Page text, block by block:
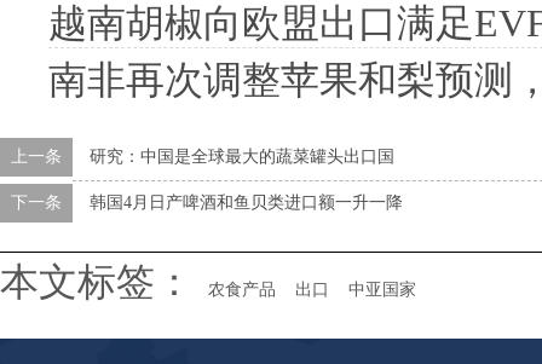
越南胡椒向欧盟出口满足
南非再次调整苹果和梨预测
上一条 研究：中国是全球最大的蔬菜罐头出口国
下一条 韩国4月日产啤酒和鱼贝类进口额一升一降
本文标签： 农食产品 出口 中亚国家